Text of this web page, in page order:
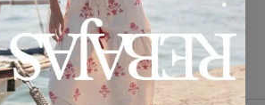
PAGAMENTO SICURO
Express, Union Pay, Apple Pay, Google
Shop Pay, seQura e PayPal